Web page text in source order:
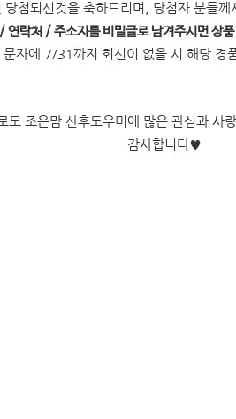
당첨되신것을 축하드리며, 당첨자 분들께
연락처 / 주소지를 비밀글로 남겨주시면 상
문자에 7/31까지 회신이 없을 시 해당 경
도 조은맘 산후도우미에 많은 관심과 사
감사합니다♥